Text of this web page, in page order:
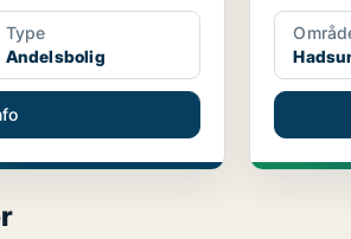
Type
Andelsbolig